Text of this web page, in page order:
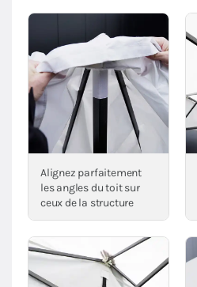
Alignez parfaitement
les angles du toit sur
ceux de la structure